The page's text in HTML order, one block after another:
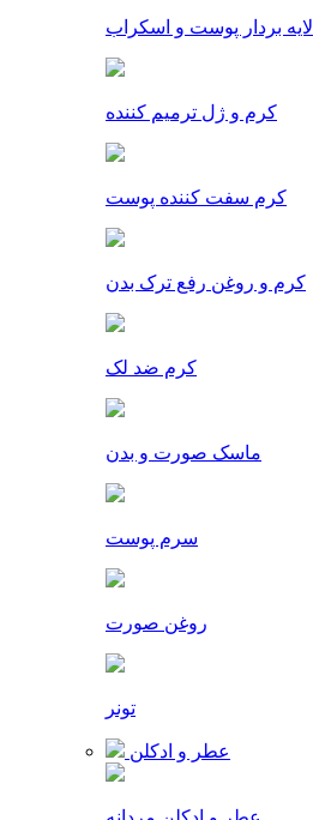
لایه بردار پوست و اسکراب
کرم و ژل ترمیم کننده
کرم سفت کننده پوست
کرم و روغن رفع ترک بدن
کرم ضد لک
ماسک صورت و بدن
سرم پوست
روغن صورت
تونر
عطر و ادکلن